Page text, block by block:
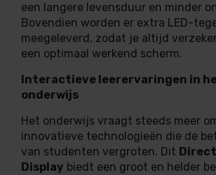
een langere levensduur en minder
Bovendien worden er extra LED-
meegeleverd, zodat je altijd
een optimaal werkend scherm.
Interactieve leerervaringen in
onderwijs
Het onderwijs vraagt steeds meer
innovatieve technologieën die de
van studenten vergroten. Dit Direct
Display biedt een groot en helder